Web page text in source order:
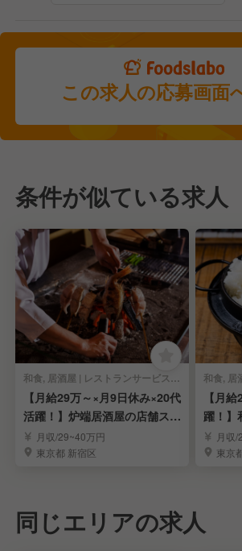
この求人の応募画面
条件が似ている求人
和食, 居酒屋 | レストランサービス・ホールスタッフ
【月給29万～×月9日休み×20代
活躍！】炉端居酒屋の店舗スタ
ッフ募集！
月収/29~40万円
東京都 新宿区
【月
躍！】
フ募集
月収
東京
同じエリアの求人